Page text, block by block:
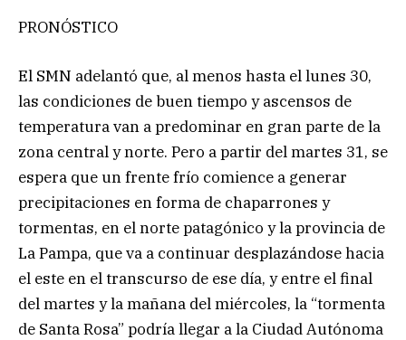
PRONÓSTICO
El SMN adelantó que, al menos hasta el lunes 30,
las condiciones de buen tiempo y ascensos de
temperatura van a predominar en gran parte de la
zona central y norte. Pero a partir del martes 31, se
espera que un frente frío comience a generar
precipitaciones en forma de chaparrones y
tormentas, en el norte patagónico y la provincia de
La Pampa, que va a continuar desplazándose hacia
el este en el transcurso de ese día, y entre el final
del martes y la mañana del miércoles, la “tormenta
de Santa Rosa” podría llegar a la Ciudad Autónoma